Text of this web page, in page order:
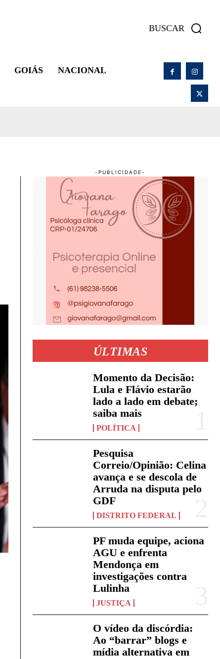
BUSCAR
GOIÁS NACIONAL
ÚLTIMAS
Momento da Decisão:
Lula e Flávio estarão
lado a lado em debate;
saiba mais
POLÍTICA
Pesquisa
Correio/Opinião: Celina
avança e se descola de
Arruda na disputa pelo
GDF
DISTRITO FEDERAL
PF muda equipe, aciona
AGU e enfrenta
Mendonça em
investigações contra
Lulinha
JUSTIÇA
O vídeo da discórdia:
Ao “barrar” blogs e
mídia alternativa em